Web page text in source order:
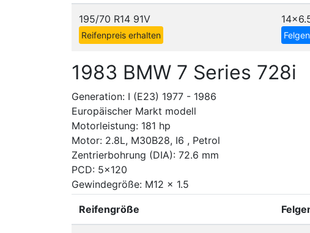
195/70 R14 91V
Reifenpreis erhalten
1983 BMW 7 Series 728i
Generation: I (E23) 1977 - 1986
Europäischer Markt modell
Motorleistung: 181 hp
Motor: 2.8L, M30B28, I6 , Petrol
Zentrierbohrung (DIA): 72.6 mm
PCD: 5x120
Gewindegröße: M12 x 1.5
Reifengröße